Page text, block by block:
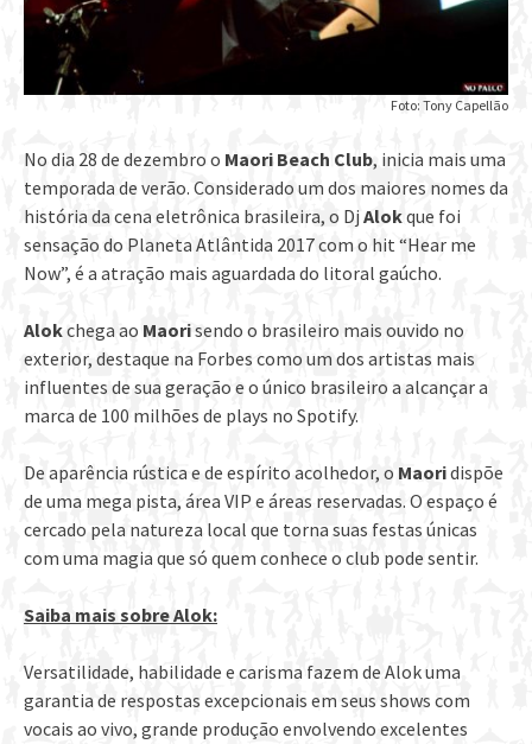
Foto: Tony Capellão
No dia 28 de dezembro o Maori Beach Club, inicia mais uma
temporada de verão. Considerado um dos maiores nomes da
história da cena eletrônica brasileira, o Dj Alokque foi
sensação do Planeta Atlântida 2017 com o hit “Hear me
Now”, é a atração mais aguardada do litoral gaúcho.
Alokchega ao Maorisendo o brasileiro mais ouvido no
exterior, destaque na Forbes como um dos artistas mais
influentes de sua geração e o único brasileiro a alcançar a
marca de 100 milhões de plays no Spotify.
De aparência rústica e de espírito acolhedor, o Maoridispõe
de uma mega pista, área VIP e áreas reservadas. O espaço é
cercado pela natureza local que torna suas festas únicas
com uma magia que só quem conhece o club pode sentir.
Saiba mais sobre Alok:
Versatilidade, habilidade e carisma fazem de Alok uma
garantia de respostas excepcionais em seus shows com
vocais ao vivo, grande produção envolvendo excelentes